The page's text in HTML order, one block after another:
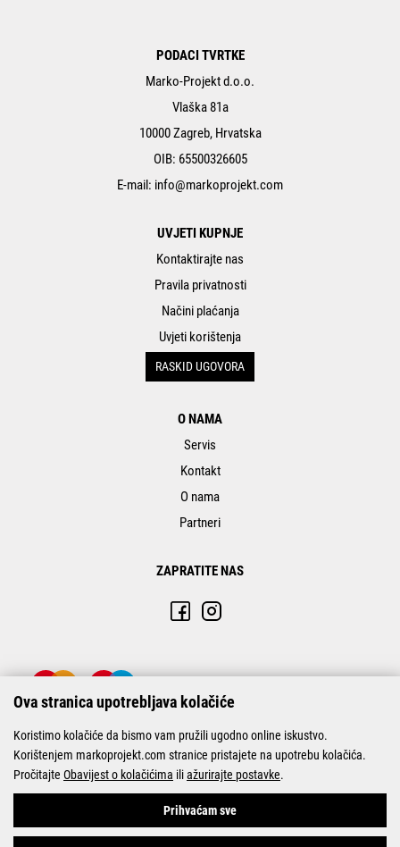
PODACI TVRTKE
Marko-Projekt d.o.o.
Vlaška 81a
10000 Zagreb, Hrvatska
OIB: 65500326605
E-mail: info@markoprojekt.com
UVJETI KUPNJE
Kontaktirajte nas
Pravila privatnosti
Načini plaćanja
Uvjeti korištenja
RASKID UGOVORA
O NAMA
Servis
Kontakt
O nama
Partneri
ZAPRATITE NAS
© Marko-Projekt 2026
Ova stranica upotrebljava kolačiće
Koristimo kolačiće da bismo vam pružili ugodno online iskustvo.
Korištenjem markoprojekt.com stranice pristajete na upotrebu kolačića.
Pročitajte Obavijest o kolačićima iliažurirajte postavke.
Prihvaćam sve